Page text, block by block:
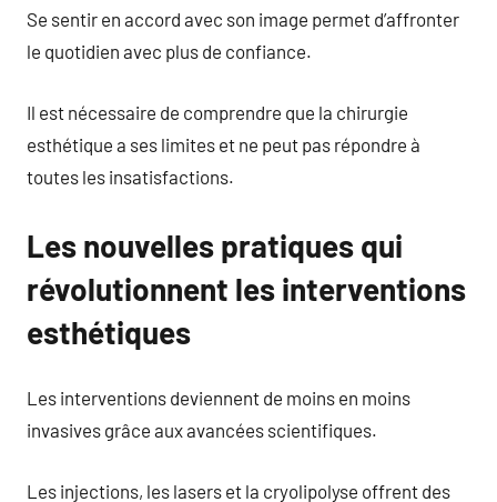
Se sentir en accord avec son image permet d’affronter
le quotidien avec plus de confiance.
Il est nécessaire de comprendre que la chirurgie
esthétique a ses limites et ne peut pas répondre à
toutes les insatisfactions.
Les nouvelles pratiques qui
révolutionnent les interventions
esthétiques
Les interventions deviennent de moins en moins
invasives grâce aux avancées scientifiques.
Les injections, les lasers et la cryolipolyse offrent des